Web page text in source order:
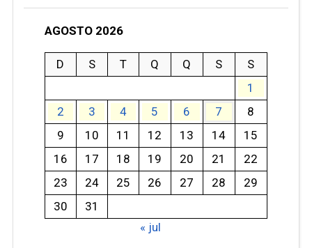
AGOSTO 2026
D S T Q Q S
S
1
2
3 4 5 6 7
8
9
10 11 12 13 14
15
16
17 18 19 20 21
22
23
24 25 26 27 28
29
30
31
« jul